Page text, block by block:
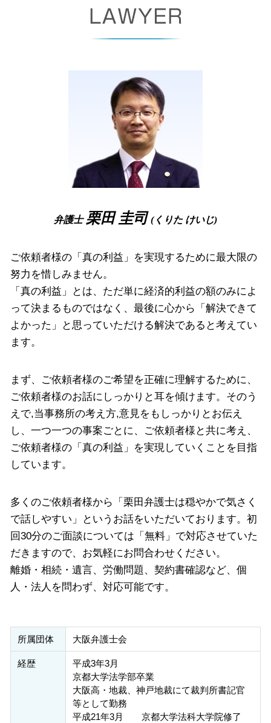
コンプライアンス 遵守
紛争解決 方法
サービス残業 とは
会社都合退職 とは
債権 債務 違い
支払督促 オンライン
自己破産 受任通知
自己破産 免責期間
自己 破産 手続 期間
自己破産 携帯 分割
自己破産 免責 おりなかった
自己破産 保証人
離婚 奈良県 相談
企業法務 大阪府 弁護士
相続 尼崎市 弁護士
労働問題 高槻市 相談
破産事件 大阪府 弁護士
債権回収 大阪府 相談
離婚 高槻市 弁護士
企業法務 高槻市 相談
相続 奈良県 弁護士
労働問題 豊中市 弁護士
破産事件 高槻市 相談
弁護士 栗田 圭司 (くりた けいじ)
ご依頼者様の「真の利益」を実現するために最大限の
努力を惜しみません。
「真の利益」とは、ただ単に経済的利益の額のみによ
って決まるものではなく、最後に心から「解決できて
よかった」と思っていただける解決であると考えてい
ます。
まず、ご依頼者様のご希望を正確に理解するために、
ご依頼者様のお話にしっかりと耳を傾けます。そのう
えで,当事務所の考え方,意見をもしっかりとお伝え
し、一つ一つの事案ごとに、ご依頼者様と共に考え、
ご依頼者様の「真の利益」を実現していくことを目指
しています。
多くのご依頼者様から「栗田弁護士は穏やかで気さく
で話しやすい」というお話をいただいております。初
回30分のご面談については「無料」で対応させていた
だきますので、お気軽にお問合わせください。
離婚・相続・遺言、労働問題、契約書確認など、個
人・法人を問わず、対応可能です。
所属団体 大阪弁護士会
経歴
平成3年3月
京都大学法学部卒業
大阪高・地裁、神戸地裁にて裁判所書記官
等として勤務
平成21年3月 京都大学法科大学院修了